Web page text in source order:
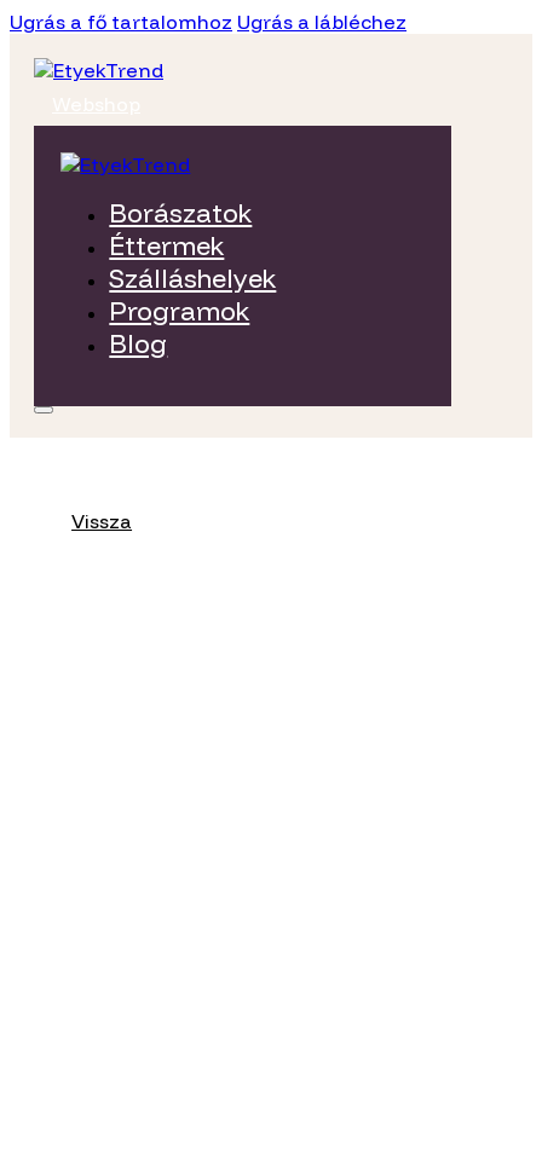
Ugrás a fő tartalomhoz Ugrás a lábléchez
Borászatok
Éttermek
Szálláshelyek
Programok
Blog
Vissza